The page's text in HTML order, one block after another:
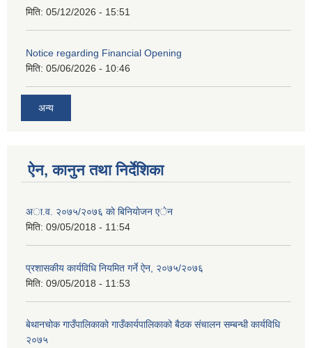
मिति: 05/12/2026 - 15:51
Notice regarding Financial Opening
मिति: 05/06/2026 - 10:46
अन्य
ऐन, कानुन तथा निर्देशिका
अा.व. २०७५/२०७६ काे बिनियाेजन एेन
मिति: 09/05/2018 - 11:54
प्रशासकीय कार्यविधि नियमित गर्ने ऐन, २०७५/२०७६
मिति: 09/05/2018 - 11:53
बेथानचोक गाउँपालिकाको गाउँकार्यपालिकाको बैठक संचालन सम्बन्धी कार्यविधि
२०७५